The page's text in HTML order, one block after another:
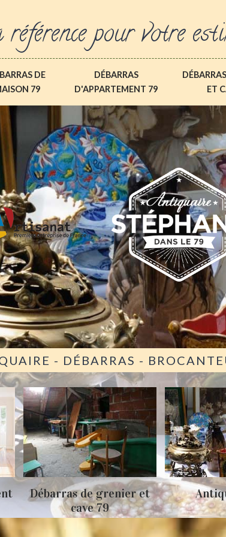
pour votre
DE
79
DÉBARRAS
D'APPARTEMENT 79
ET
- DÉBARRAS -
Débarras de grenier et
cave 79